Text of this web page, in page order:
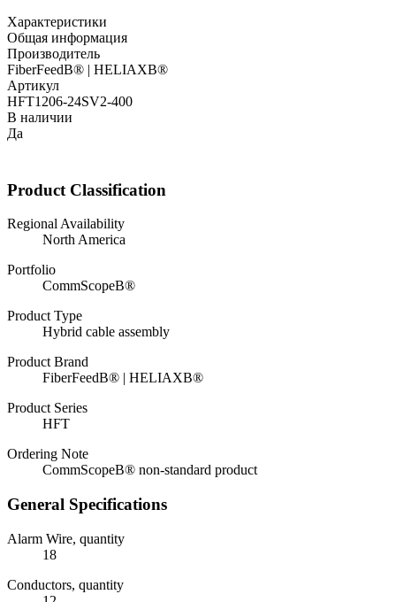
Характеристики
Общая информация
Производитель
FiberFeedВ® | HELIAXВ®
Артикул
HFT1206-24SV2-400
В наличии
Да
Product Classification
Regional Availability
North America
Portfolio
CommScopeВ®
Product Type
Hybrid cable assembly
Product Brand
FiberFeedВ® | HELIAXВ®
Product Series
HFT
Ordering Note
CommScopeВ® non-standard product
General Specifications
Alarm Wire, quantity
18
Conductors, quantity